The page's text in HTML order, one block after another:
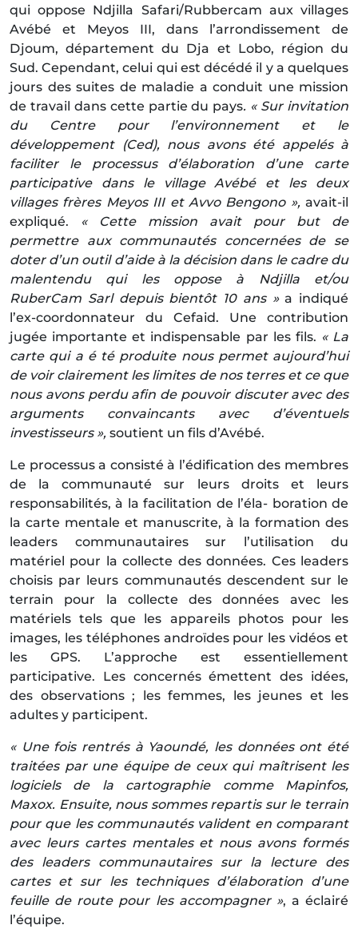
qui oppose Ndjilla Safari/Rubbercam aux villages
Avébé et Meyos III, dans l’arrondissement de
Djoum, département du Dja et Lobo, région du
Sud. Cependant, celui qui est décédé il y a quelques
jours des suites de maladie a conduit une mission
de travail dans cette partie du pays. « Sur invitation
du Centre pour l’environnement et le
développement (Ced), nous avons été appelés à
faciliter le processus d’élaboration d’une carte
participative dans le village Avébé et les deux
villages frères Meyos III et Avvo Bengono », avait-il
expliqué.
« Cette mission avait pour but de
permettre aux communautés concernées de se
doter d’un outil d’aide à la décision dans le cadre du
malentendu qui les oppose à Ndjilla et/ou
RuberCam Sarl depuis bientôt 10 ans »a indiqué
l’ex-coordonnateur du Cefaid. Une contribution
jugée importante et indispensable par les fils. « La
carte qui a é té produite nous permet aujourd’hui
de voir clairement les limites de nos terres et ce que
nous avons perdu afin de pouvoir discuter avec des
arguments convaincants avec d’éventuels
investisseurs », soutient un fils d’Avébé.
Le processus a consisté à l’édification des membres
de la communauté sur leurs droits et leurs
responsabilités, à la facilitation de l’éla- boration de
la carte mentale et manuscrite, à la formation des
leaders communautaires sur l’utilisation du
matériel pour la collecte des données. Ces leaders
choisis par leurs communautés descendent sur le
terrain pour la collecte des données avec les
matériels tels que les appareils photos pour les
images, les téléphones androïdes pour les vidéos et
les GPS. L’approche est essentiellement
participative. Les concernés émettent des idées,
des observations ; les femmes, les jeunes et les
adultes y participent.
« Une fois rentrés à Yaoundé, les données ont été
traitées par une équipe de ceux qui maîtrisent les
logiciels de la cartographie comme Mapinfos,
Maxox. Ensuite, nous sommes repartis sur le terrain
pour que les communautés valident en comparant
avec leurs cartes mentales et nous avons formés
des leaders communautaires sur la lecture des
cartes et sur les techniques d’élaboration d’une
feuille de route pour les accompagner », a éclairé
l’équipe.